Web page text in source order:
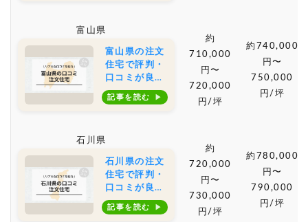
相場もご紹介
富山県
富山県の注文
住宅で評判・
口コミが良い
おすすめの建
築会社・工務
相場もご紹介
記事を読む
約
710,000
円〜
720,000
円/坪
約740,000
円〜
750,000
円/坪
石川県
石川県の注文
住宅で評判・
口コミが良い
おすすめの建
築会社・工務
記事を読む
約
720,000
円〜
730,000
円/坪
約780,000
円〜
790,000
円/坪